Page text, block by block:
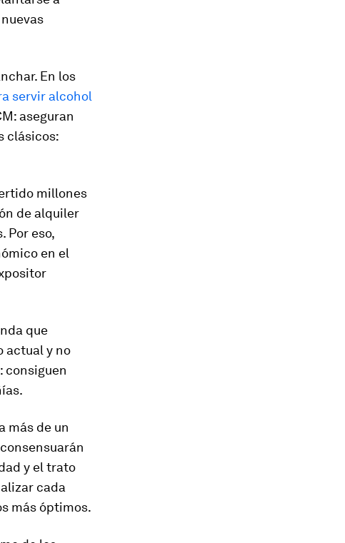
En los
servir alcohol
aseguran
clásicos:
millones
de alquiler
Por eso,
en el
que
actual y no
consiguen
más de un
y el trato
cada
más óptimos.